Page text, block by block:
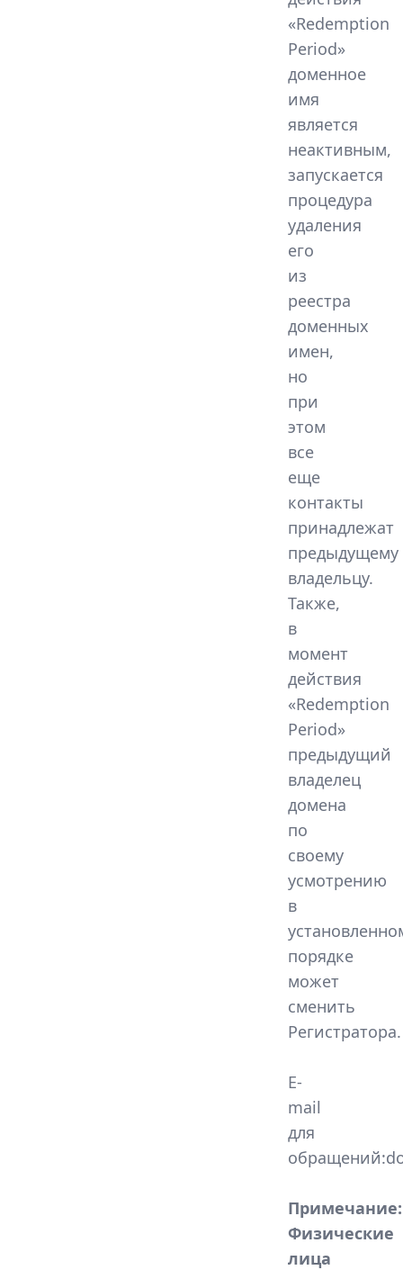
«Redemption
Period»
доменное
имя
является
неактивным,
запускается
процедура
удаления
его
из
реестра
доменных
имен,
но
при
этом
все
еще
контакты
принадлежат
предыдущему
владельцу.
Также,
в
момент
действия
«Redemption
Period»
предыдущий
владелец
домена
по
своему
усмотрению
в
порядке
может
сменить
Регистратора.
E-
mail
для
Примечание:
Физические
лица